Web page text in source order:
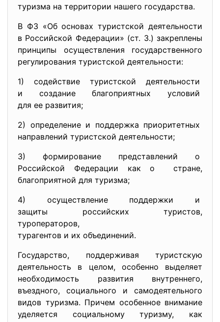
туризма на территории нашего государства.
В ФЗ «Об основах туристской деятельности
в Российской Федерации» (ст. 3.) закреплены
принципы осуществления государственного
регулирования туристской деятельности:
1) содействие туристской деятельности
и создание благоприятных условий
для ее развития;
2) определение и поддержка приоритетных
направлений туристской деятельности;
3) формирование представлений о
Российской Федерации как о стране,
благоприятной для туризма;
4) осуществление поддержки и
защиты российских туристов,
туроператоров,
турагентов и их объединений.
Государство, поддерживая туристскую
деятельность в целом, особенно выделяет
необходимость развития внутреннего,
въездного, социального и самодеятельного
видов туризма. Причем особенное внимание
уделяется социальному туризму, как